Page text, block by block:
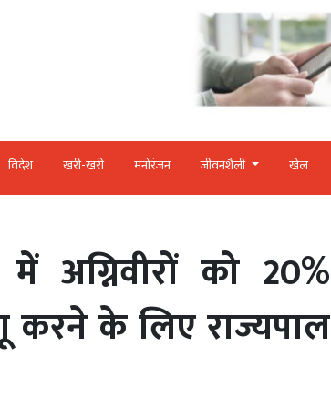
विदेश खरी-खरी मनोरंजन जीवनशैली खेल
अग्निवीरों को 20%
करने के लिए राज्यपाल